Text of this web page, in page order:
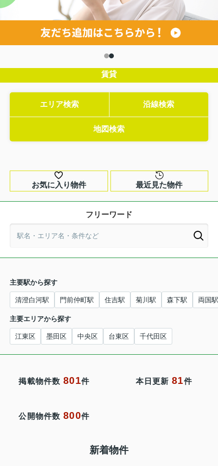
賃貸
エリア検索 沿線検索
地図検索
お気に入り物件 最近見た物件
フリーワード
主要駅から探す
清澄白河駅 門前仲町駅 住吉駅 菊川駅 森下駅 両国駅
主要エリアから探す
江東区 墨田区 中央区 台東区 千代田区
掲載物件数801件 本日更新81件
公開物件数800件
新着物件